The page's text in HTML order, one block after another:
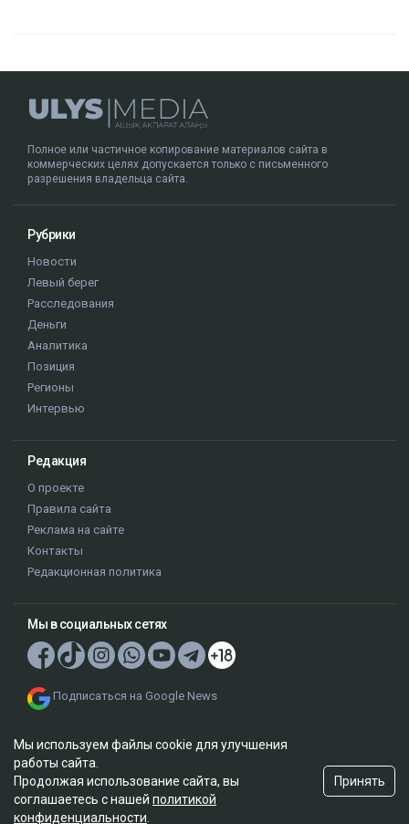
Полное или частичное копирование материалов сайта в
коммерческих целях допускается только с письменного
разрешения владельца сайта.
Рубрики
Новости
Левый берег
Расследования
Деньги
Аналитика
Позиция
Регионы
Интервью
Редакция
О проекте
Правила сайта
Реклама на сайте
Контакты
Редакционная политика
Мы в социальных сетях
Подписаться на Google News
© 2026. ТОО "Ulys Media Group". Все права защищены.
Мы используем файлы cookie для улучшения
работы сайта.
Продолжая использование сайта, вы
соглашаетесь с нашей политикой
конфиденциальности
Принять